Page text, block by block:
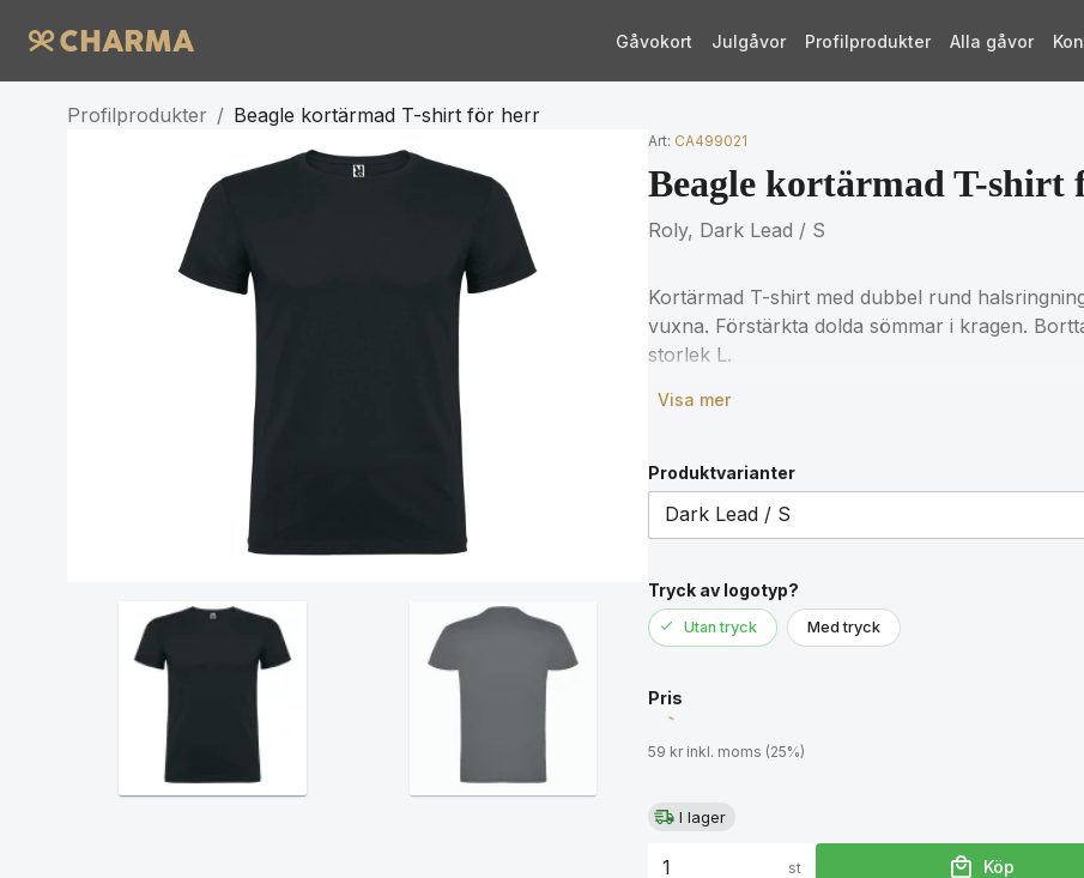
Gåvokort Julgåvor Profilprodukter Alla gåvor
Profilprodukter / Beagle kortärmad T-shirt för herr
Art: CA499021
Beagle kortärmad T-shirt
Roly, Dark Lead / S
Kortärmad T-shirt med dubbel rund
vuxna. Förstärkta dolda sömmar i kragen.
storlek L.
Visa mer
Produktvarianter
Tryck av logotyp?
Utan tryck Med tryck
Pris
59 kr inkl. moms (25%)
I lager
st Köp